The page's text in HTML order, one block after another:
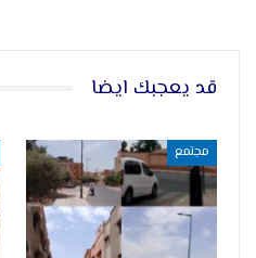
قد يعجبك ايضا
مجتمع